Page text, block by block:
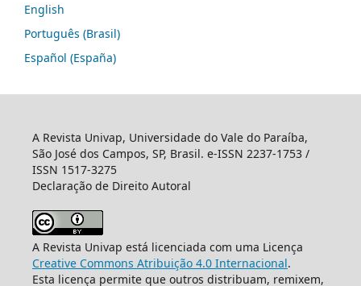
English
Português (Brasil)
Español (España)
A Revista Univap, Universidade do Vale do Paraíba,
São José dos Campos, SP, Brasil. e-ISSN 2237-1753 /
ISSN 1517-3275
Declaração de Direito Autoral
A Revista Univap está licenciada com uma Licença
Creative Commons Atribuição 4.0 Internacional.
Esta licença permite que outros distribuam, remixem,